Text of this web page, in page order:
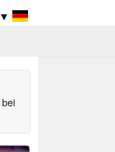
▼
bei